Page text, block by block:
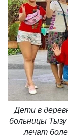
Дети в
больницы
лечат